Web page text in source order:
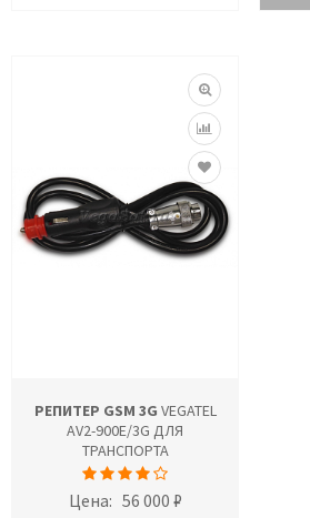
РЕПИТЕР GSM 3G VEGATEL
AV2-900E/3G ДЛЯ
ТРАНСПОРТА
Цена: 56 000 ₽